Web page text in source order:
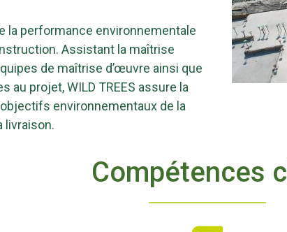
la performance environnementale
Assistant la maîtrise
de maîtrise d’œuvre ainsi que
au projet, WILD TREES assure la
environnementaux de la
livraison.
Compétences